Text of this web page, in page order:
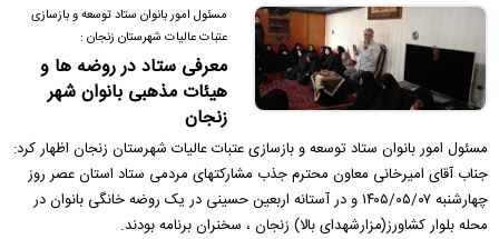
مسئول امور بانوان ستاد توسعه و بازسازی
عتبات عالیات شهرستان زنجان :
معرفی ستاد در روضه ها و
هیئات مذهبی بانوان شهر
زنجان
مسئول امور بانوان ستاد توسعه و بازسازی عتبات عالیات شهرستان زنجان اظهار کرد:
جناب آقای امیرخانی معاون محترم جذب مشارکتهای مردمی ستاد استان عصر روز
چهارشنبه ۱۴۰۵/۰۵/۰۷ و در آستانه اربعین حسینی در یک روضه خانگی بانوان در
محله بلوار کشاورز(مزارشهدای بالا) زنجان ، سخنران برنامه بودند.